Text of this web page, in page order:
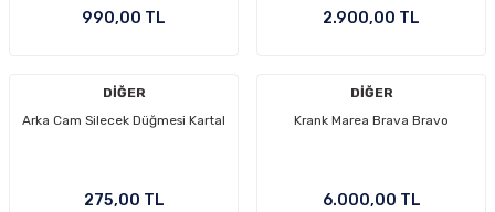
990,00 TL 2.900,00 TL
DİĞER
Arka Cam Silecek Düğmesi Kartal
275,00 TL
DİĞER
Krank Marea Brava Bravo
6.000,00 TL